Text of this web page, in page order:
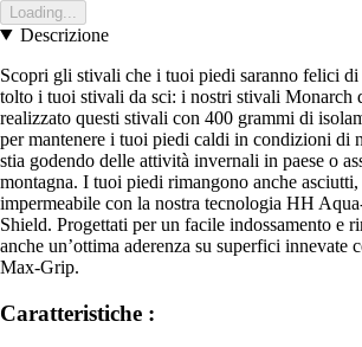
Loading...
Descrizione
Scopri gli stivali che i tuoi piedi saranno felici di
tolto i tuoi stivali da sci: i nostri stivali Monarch
realizzato questi stivali con 400 grammi di
per mantenere i tuoi piedi caldi in condizioni di
stia godendo delle attività invernali in paese o
montagna. I tuoi piedi rimangono anche
impermeabile con la nostra tecnologia HH
Shield. Progettati per un facile indossamento e
anche un’ottima aderenza su superfici innevate
Max-Grip.
Caratteristiche :